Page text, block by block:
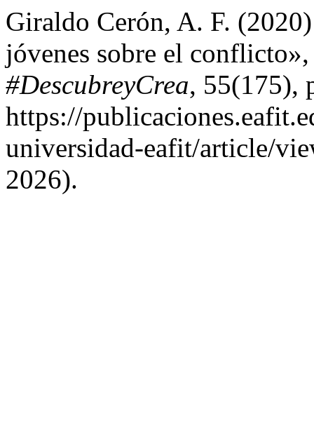
Giraldo Cerón, A. F.
jóvenes sobre el
#DescubreyCrea, 55(175),
https://
universidad-eafit/article/
2026).